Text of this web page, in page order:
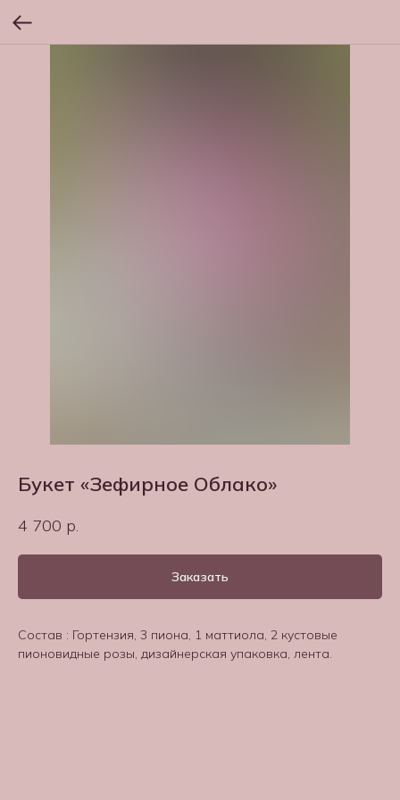
Букет «Зефирное Облако»
4 700 р.
Заказать
Состав : Гортензия, 3 пиона, 1 маттиола, 2 кустовые
пионовидные розы, дизайнерская упаковка, лента.